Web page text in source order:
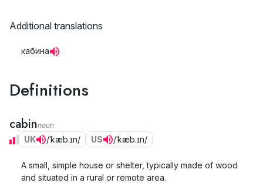
Additional translations
кабина
Definitions
cabinnoun
UK /ˈkæb.ɪn/ US /ˈkæb.ɪn/
A small, simple house or shelter, typically made of wood
and situated in a rural or remote area.